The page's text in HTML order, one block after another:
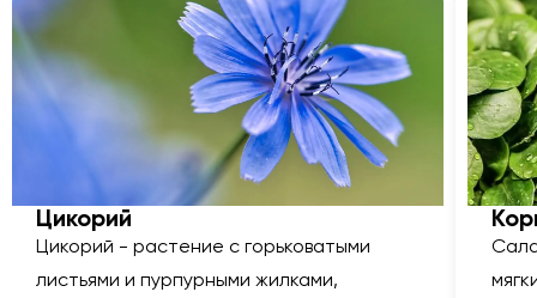
Цикорий
Цикорий - растение с горьковатыми
листьями и пурпурными жилками,